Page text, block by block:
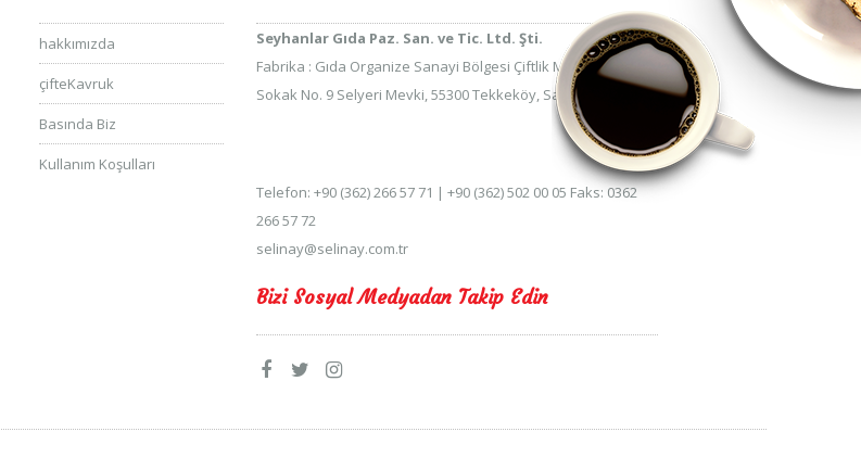
hakkımızda
çifteKavruk
Basında Biz
Kullanım Koşulları
Seyhanlar Gıda Paz. San. ve Tic. Ltd. Şti.
Fabrika : Gıda Organize Sanayi Bölgesi Çiftlik Mahallesi 6.
Sokak No. 9 Selyeri Mevki, 55300 Tekkeköy, Samsun, Turkey
Telefon: +90 (362) 266 57 71 | +90 (362) 502 00 05 Faks: 0362
266 57 72
selinay@selinay.com.tr
Bizi Sosyal Medyadan Takip Edin